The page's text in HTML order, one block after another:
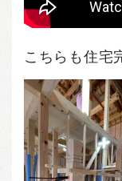
こちらも住宅